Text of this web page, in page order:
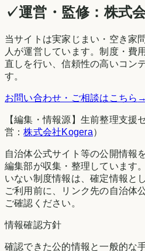
✓運営・監修：株式
当サイトは実家じまい・空き家
人が運営しています。制度・費
直しを行い、信頼性の高いコン
す。
お問い合わせ・ご相談はこちら →
【編集・情報源】生前整理支援
営：株式会社Kogera）
自治体公式サイト等の公開情報
編集部が収集・整理しています
いない制度情報は、確定情報と
ご利用前に、リンク先の自治体
ご確認ください。
情報確認方針
確認できた公的情報と一般的な